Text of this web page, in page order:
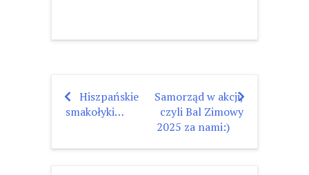
Nawigacja
Hiszpańskie
smakołyki…
Samorząd w akcji,
czyli Bal Zimowy
2025 za nami:)